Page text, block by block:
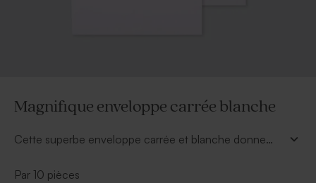
Magnifique enveloppe carrée blanche
Cette superbe enveloppe carrée et blanche donne
Par 10 pièces